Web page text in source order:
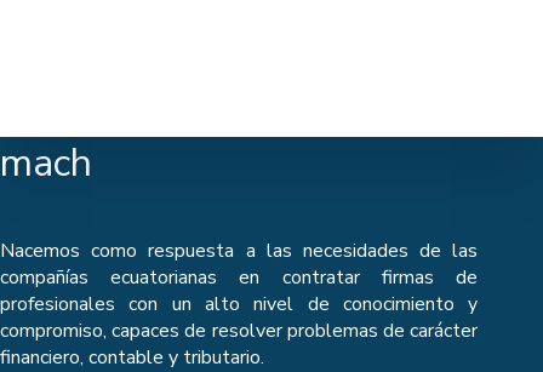
mach
Nacemos como respuesta a las necesidades de las
compañías ecuatorianas en contratar firmas de
profesionales con un alto nivel de conocimiento y
compromiso, capaces de resolver problemas de carácter
financiero, contable y tributario.